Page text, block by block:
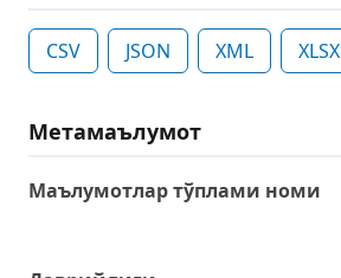
CSV JSON XML XLSX
Метамаълумот
Маълумотлар тўплами номи